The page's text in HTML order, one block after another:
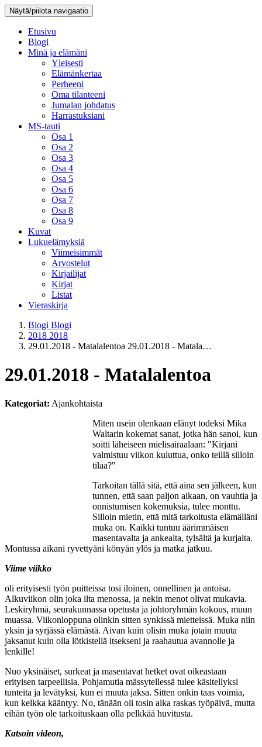
Näytä/piilota navigaatio
Etusivu
Blogi
Minä ja elämäni
Yleisesti
Elämänkertaa
Perheeni
Oma tilanteeni
Jumalan johdatus
Harrastuksiani
MS-tauti
Osa 1
Osa 2
Osa 3
Osa 4
Osa 5
Osa 6
Osa 7
Osa 8
Osa 9
Kuvat
Lukuelämyksiä
Viimeisimmät
Arvostelut
Kirjailijat
Kirjat
Listat
Vieraskirja
Blogi Blogi
2018 2018
29.01.2018 - Matalalentoa 29.01.2018 - Matala…
29.01.2018 - Matalalentoa
Kategoriat: Ajankohtaista
Miten usein olenkaan elänyt todeksi Mika
Waltarin kokemat sanat, jotka hän sanoi, kun
soitti läheiseen mielisairaalaan: "Kirjani
valmistuu viikon kuluttua, onko teillä silloin
tilaa?"
Tarkoitan tällä sitä, että aina sen jälkeen, kun
tunnen, että saan paljon aikaan, on vauhtia ja
onnistumisen kokemuksia, tulee monttu.
Silloin mietin, että mitä tarkoitusta elämälläni
muka on. Kaikki tuntuu äärimmäisen
masentavalta ja ankealta, tylsältä ja kurjalta.
Montussa aikani ryvettyäni könyän ylös ja matka jatkuu.
Viime viikko
oli erityisesti työn puitteissa tosi iloinen, onnellinen ja antoisa.
Alkuviikon olin joka ilta menossa, ja nekin menot olivat mukavia.
Leskiryhmä, seurakunnassa opetusta ja johtoryhmän kokous, muun
muassa. Viikonloppuna olinkin sitten synkissä mietteissä. Muka niin
yksin ja syrjässä elämästä. Aivan kuin olisin muka jotain muuta
jaksanut kuin olla lötkistellä itsekseni ja raahautua avannolle ja
lenkille!
Nuo yksinäiset, surkeat ja masentavat hetket ovat oikeastaan
erityisen tarpeellisia. Pohjamutia mässytellessä tulee käsitellyksi
tunteita ja levätyksi, kun ei muuta jaksa. Sitten onkin taas voimia,
kun kelkka kääntyy. No, tänään oli tosin aika raskas työpäivä, mutta
eihän työn ole tarkoituskaan olla pelkkää huvitusta.
Katsoin videon,